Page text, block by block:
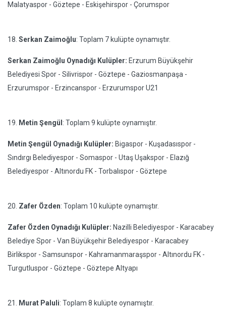
Malatyaspor - Göztepe - Eskişehirspor - Çorumspor
18. Serkan Zaimoğlu: Toplam 7 kulüpte oynamıştır.
Serkan Zaimoğlu Oynadığı Kulüpler: Erzurum Büyükşehir
Belediyesi Spor - Silivrispor - Göztepe - Gaziosmanpaşa -
Erzurumspor - Erzincanspor - Erzurumspor U21
19. Metin Şengül : Toplam 9 kulüpte oynamıştır.
Metin Şengül Oynadığı Kulüpler: Bigaspor - Kuşadasıspor -
Sındırgı Belediyespor - Somaspor - Utaş Uşakspor - Elazığ
Belediyespor - Altınordu FK - Torbalıspor - Göztepe
20. Zafer Özden: Toplam 10 kulüpte oynamıştır.
Zafer Özden Oynadığı Kulüpler: Nazilli Belediyespor - Karacabey
Belediye Spor - Van Büyükşehir Belediyespor - Karacabey
Birlikspor - Samsunspor - Kahramanmaraşspor - Altınordu FK -
Turgutluspor - Göztepe - Göztepe Altyapı
21. Murat Paluli: Toplam 8 kulüpte oynamıştır.